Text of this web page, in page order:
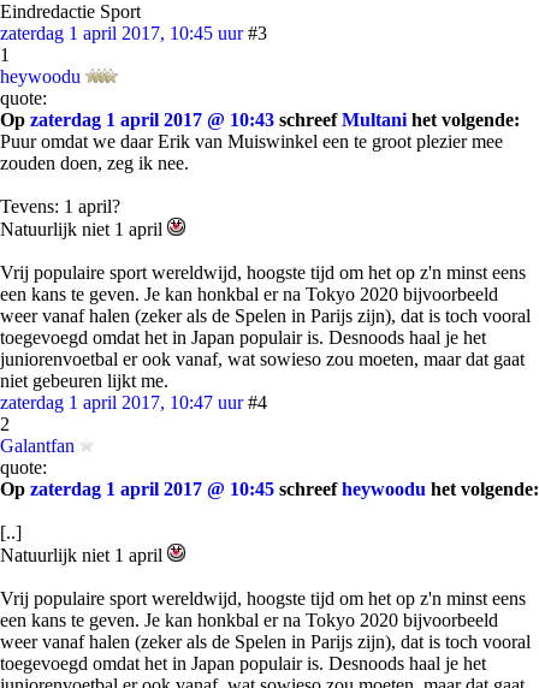
Eindredactie Sport
zaterdag 1 april 2017, 10:45 uur #3
1
heywoodu
quote:
Op zaterdag 1 april 2017 @ 10:43 schreefMultani het volgende:
Puur omdat we daar Erik van Muiswinkel een te groot plezier mee
zouden doen, zeg ik nee.
Tevens: 1 april?
Natuurlijk niet 1 april
Vrij populaire sport wereldwijd, hoogste tijd om het op z'n minst eens
een kans te geven. Je kan honkbal er na Tokyo 2020 bijvoorbeeld
weer vanaf halen (zeker als de Spelen in Parijs zijn), dat is toch vooral
toegevoegd omdat het in Japan populair is. Desnoods haal je het
juniorenvoetbal er ook vanaf, wat sowieso zou moeten, maar dat gaat
niet gebeuren lijkt me.
zaterdag 1 april 2017, 10:47 uur #4
2
Galantfan
quote:
Op zaterdag 1 april 2017 @ 10:45 schreefheywoodu het volgende:
[..]
Natuurlijk niet 1 april
Vrij populaire sport wereldwijd, hoogste tijd om het op z'n minst eens
een kans te geven. Je kan honkbal er na Tokyo 2020 bijvoorbeeld
weer vanaf halen (zeker als de Spelen in Parijs zijn), dat is toch vooral
toegevoegd omdat het in Japan populair is. Desnoods haal je het